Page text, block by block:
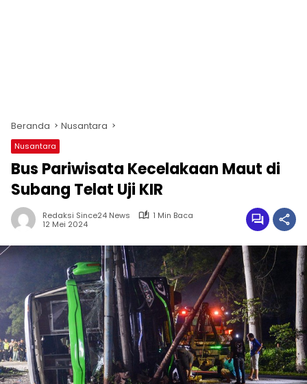
Beranda Nusantara
Nusantara
Bus Pariwisata Kecelakaan Maut di
Subang Telat Uji KIR
Redaksi Since24 News
1 Min Baca
12 Mei 2024